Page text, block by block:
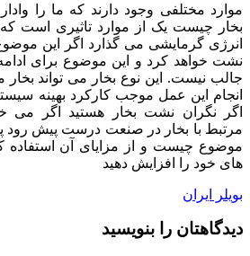
موارد مختلفی وجود دارند که ما را
بخار چیست یک از موارد تاثیری است
انرژی گرمایشی می گذارد اگر این موضوع
نشت خواهد کرد و این موضوع برای
جالب نیست. این نوع بخار می تواند بخار
انجام این عمل موجب کارکرد بهینه
اگر نگران نشت بخار هستید اگر می
مرتبط با بخار در صنعت درست پیش رود
موضوع چیست و از مزایای آن استفاده
های خود را افزایش دهید
بویلر ایران
دیدگاهتان را بنویسید